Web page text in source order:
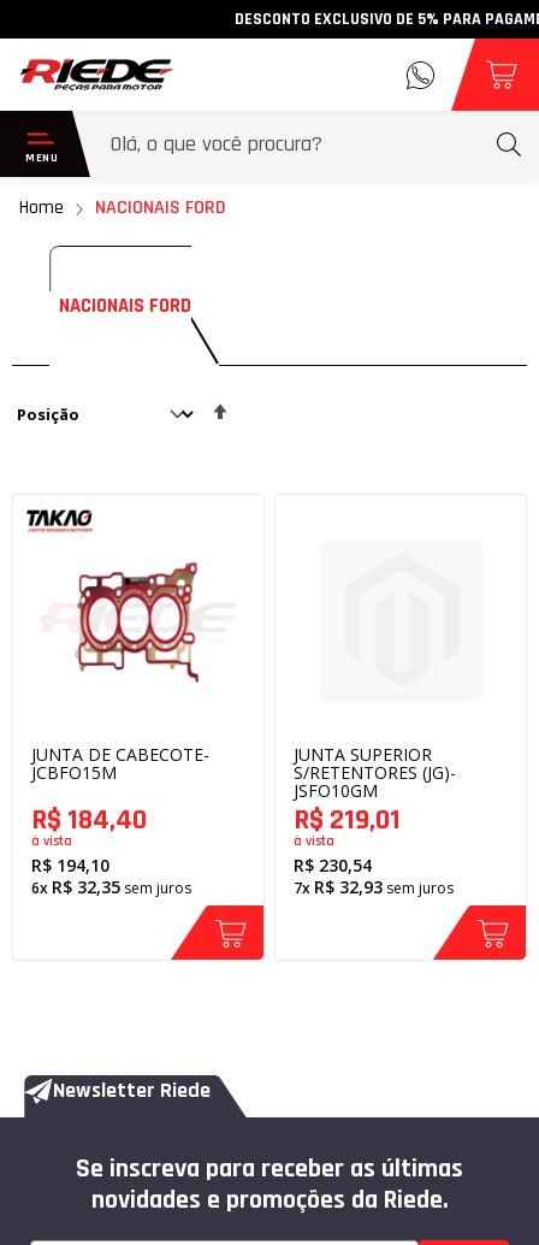
DESCONTO EXCLUSIVO DE 5% PARA
Home NACIONAIS FORD
NACIONAIS FORD
JUNTA DE CABECOTE-
JCBFO15M
R$ 194,10
R$ 184,40
à vista
6x R$ 32,35 sem juros
JUNTA SUPERIOR
S/RETENTORES (JG)-
JSFO10GM
R$ 230,54
R$ 219,01
à vista
7x R$ 32,93 sem juros
Newsletter Riede
Se inscreva para receber as últimas
novidades e promoções da Riede.